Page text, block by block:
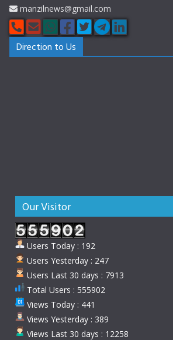
manzilnews@gmail.com
Direction to Us
Our Visitor
Users Today : 192
Users Yesterday : 247
Users Last 30 days : 7913
Total Users : 555902
Views Today : 441
Views Yesterday : 389
Views Last 30 days : 12258